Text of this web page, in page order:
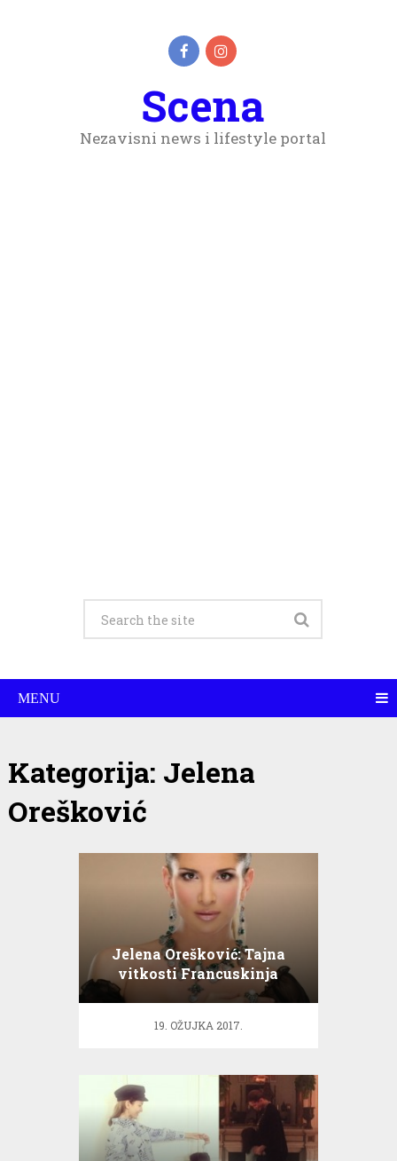
Scena
Nezavisni news i lifestyle portal
MENU
Kategorija: Jelena
Orešković
Jelena Orešković: Tajna
vitkosti Francuskinja
19. OŽUJKA 2017.